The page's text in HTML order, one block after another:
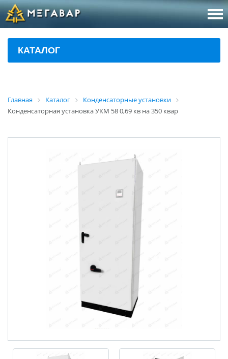
8
КАТАЛОГ
Главная Каталог
Конденсаторные установки
Конденсаторная установка УКМ 58 0,69 кв на 350 квар